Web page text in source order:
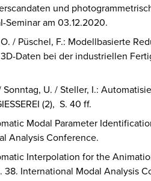
und
am 03.12.2020.
/ Püschel, F.: Modellbasierte
Daten bei der industriellen
U. / Steller, I.:
(2), S. 40 ff.
Modal Parameter
Analysis Conference.
Interpolation for the
International Modal Analysis